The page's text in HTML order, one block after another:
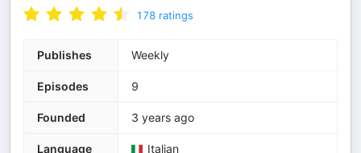
178 ratings
Publishes Weekly
Episodes 9
Founded 3 years ago
Language Italian